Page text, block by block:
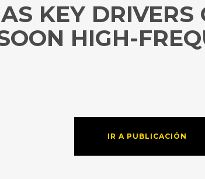
KEY DRIVERS
HIGH-
IR A PUBLICACIÓN